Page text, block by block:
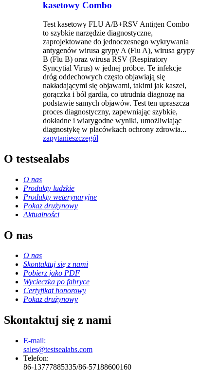
kasetowy Combo
Test kasetowy FLU A/B+RSV Antigen Combo
to szybkie narzędzie diagnostyczne,
zaprojektowane do jednoczesnego wykrywania
antygenów wirusa grypy A (Flu A), wirusa grypy
B (Flu B) oraz wirusa RSV (Respiratory
Syncytial Virus) w jednej próbce. Te infekcje
dróg oddechowych często objawiają się
nakładającymi się objawami, takimi jak kaszel,
gorączka i ból gardła, co utrudnia diagnozę na
podstawie samych objawów. Test ten upraszcza
proces diagnostyczny, zapewniając szybkie,
dokładne i wiarygodne wyniki, umożliwiając
diagnostykę w placówkach ochrony zdrowia...
zapytanieszczegół
O testsealabs
O nas
Produkty ludzkie
Produkty weterynaryjne
Pokaz drużynowy
Aktualności
O nas
O nas
Skontaktuj się z nami
Pobierz jako PDF
Wycieczka po fabryce
Certyfikat honorowy
Pokaz drużynowy
Skontaktuj się z nami
E-mail:
sales@testsealabs.com
Telefon:
86-13777885335/86-57188600160